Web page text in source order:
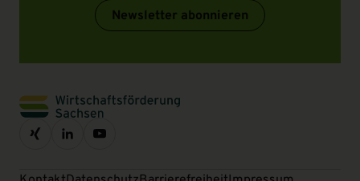
Newsletter abonnieren